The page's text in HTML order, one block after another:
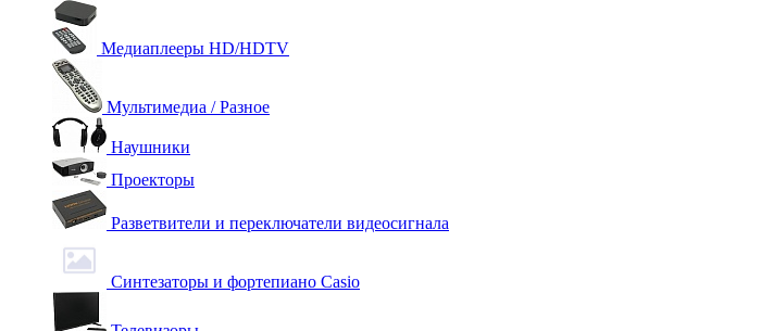
Медиаплееры HD/HDTV
Мультимедиа / Разное
Наушники
Проекторы
Разветвители и переключатели видеосигнала
Синтезаторы и фортепиано Casio